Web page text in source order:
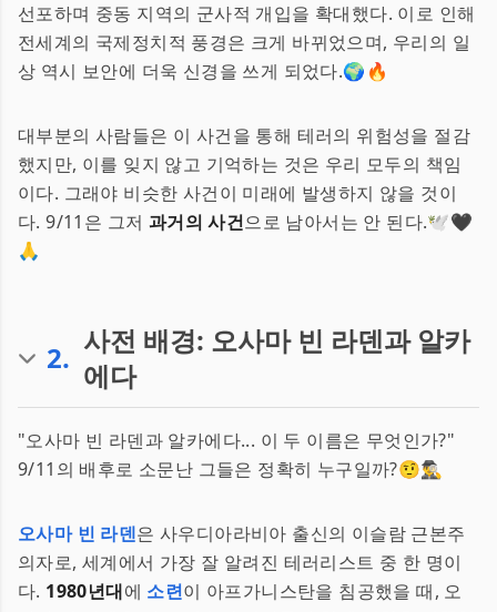
선포하며 중동 지역의 군사적 개입을 확대했다. 이로 인해
전세계의 국제정치적 풍경은 크게 바뀌었으며, 우리의 일
상 역시 보안에 더욱 신경을 쓰게 되었다.🌍🔥
대부분의 사람들은 이 사건을 통해 테러의 위험성을 절감
했지만, 이를 잊지 않고 기억하는 것은 우리 모두의 책임
이다. 그래야 비슷한 사건이 미래에 발생하지 않을 것이
다. 9/11은 그저 과거의 사건으로 남아서는 안 된다.🕊️🖤
🙏
2. 사전 배경: 오사마 빈 라덴과 알카
에다
"오사마 빈 라덴과 알카에다... 이 두 이름은 무엇인가?"
9/11의 배후로 소문난 그들은 정확히 누구일까?🤨🕵️‍♂️
오사마 빈 라덴은 사우디아라비아 출신의 이슬람 근본주
의자로, 세계에서 가장 잘 알려진 테러리스트 중 한 명이
다. 1980년대에 소련이 아프가니스탄을 침공했을 때, 오